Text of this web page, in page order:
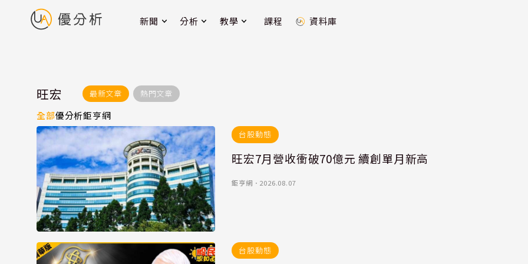
新聞 分析 教學 課程 資料庫
旺宏 最新文章 熱門文章
全部優分析鉅亨網
台股動態
旺宏7月營收衝破70億元 續創單月新高
鉅亨網 ． 2026.08.07
台股動態